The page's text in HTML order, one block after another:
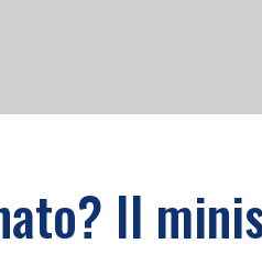
Il